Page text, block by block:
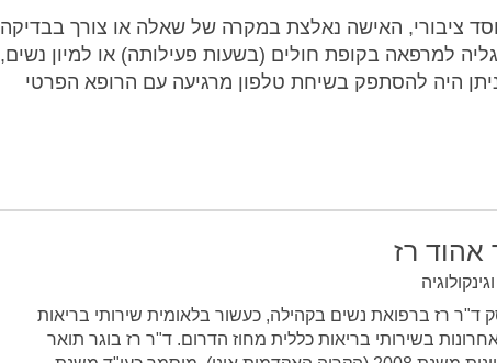
ציבורי, האישה נאלצת במקרה של שאלה או צורך בבדיקה
למרפאה בקופת חולים (בשעות פעילותה) או למיון נשים,
היה להסתפק בשיחת טלפון מרגיעה עם הרופא הפרטי
אהוד רז
עוסק ד"ר רז ברפואת נשים בקהילה, כעשור בלאומית שירותי בריאות
בשירותי בריאות כללית מחוז הדרום. ד"ר רז בוגר תואר